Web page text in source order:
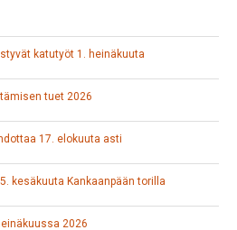
katutyöt 1. heinäkuuta
tuet 2026
17. elokuuta asti
kesäkuuta Kankaanpään torilla
2026